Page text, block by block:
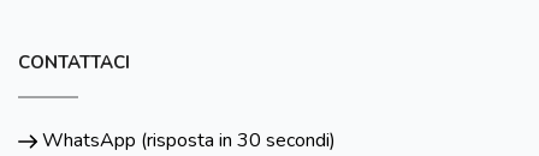
CONTATTACI
WhatsApp (risposta in 30 secondi)